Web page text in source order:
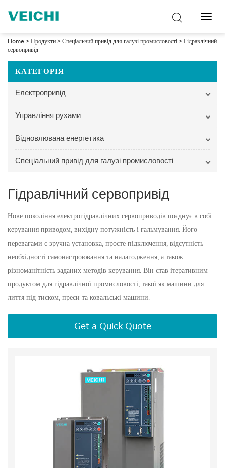
Home > Продукти > Спеціальний привід для галузі промисловості > Гідравлічний
сервопривід
КАТЕГОРІЯ
Електропривід
Управління рухами
Відновлювана енергетика
Спеціальний привід для галузі промисловості
Гідравлічний сервопривід
Нове покоління електрогідравлічних сервоприводів поєднує в собі
керування приводом, вихідну потужність і гальмування. Його
перевагами є зручна установка, просте підключення, відсутність
необхідності самонастроювання та налагодження, а також
різноманітність заданих методів керування. Він став ітеративним
продуктом для гідравлічної промисловості, такої як машини для
лиття під тиском, преси та ковальські машини.
Get a Quick Quote